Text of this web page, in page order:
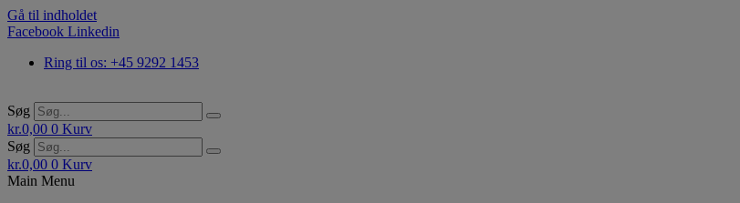
Gå til indholdet
Facebook Linkedin
Ring til os: +45 9292 1453
Søg
kr.0,00 0 Kurv
Søg
kr.0,00 0 Kurv
Main Menu